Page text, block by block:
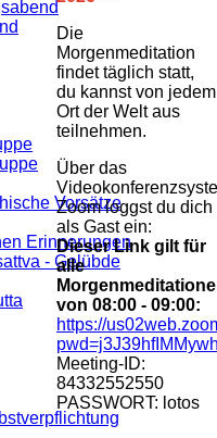
Vorsätze
Erinnerungen
- Gelübde
Die
Morgenmeditation
findet täglich statt,
du kannst von jedem
Ort der Welt aus
teilnehmen.
Über das
Zoom loggst du dich
als Gast ein:
Dieser Link gilt für
alle
von 08:00 - 09:00:
https://
Meeting-ID:
84332552550
PASSWORT: lotos